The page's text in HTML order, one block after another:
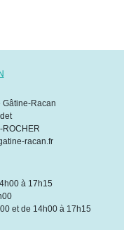
Racan
ROCHER
racan.fr
à 17h15
et de 14h00 à 17h15